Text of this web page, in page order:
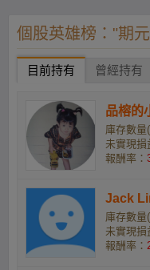
個股英雄榜："期
目前持有 曾經持有
品榕的
庫存數量
未實現損
報酬率：
Jack
庫存數量
未實現損
報酬率：